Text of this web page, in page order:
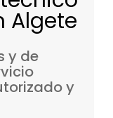
Algete
y de
y